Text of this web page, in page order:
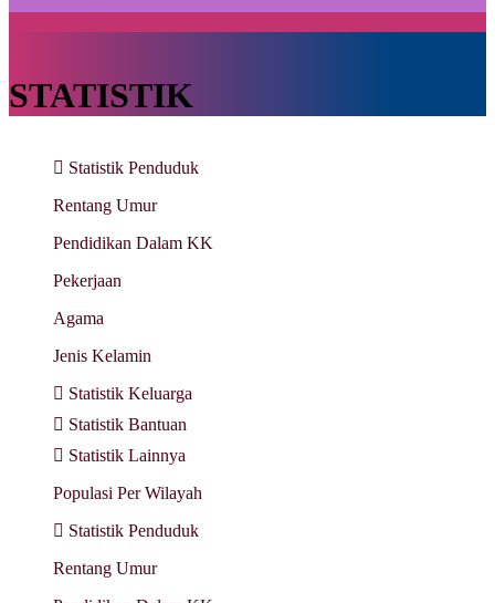
STATISTIK
Statistik Penduduk
Rentang Umur
Pendidikan Dalam KK
Pekerjaan
Agama
Jenis Kelamin
Statistik Keluarga
Statistik Bantuan
Statistik Lainnya
Populasi Per Wilayah
Statistik Penduduk
Rentang Umur